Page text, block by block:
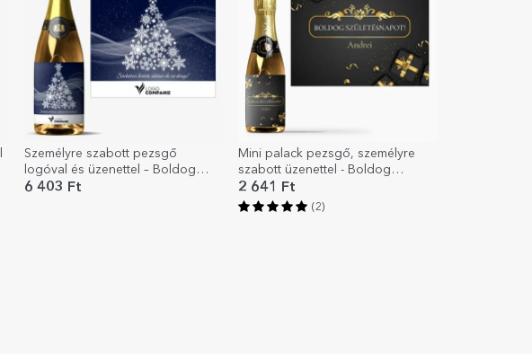
Személyre szabott pezsgő
logóval és üzenettel – Boldog
karácsonyt!
6 403 Ft
Mini palack pezsgő, személyre
szabott üzenettel - Boldog
születésnapot!
2 641 Ft
(2)